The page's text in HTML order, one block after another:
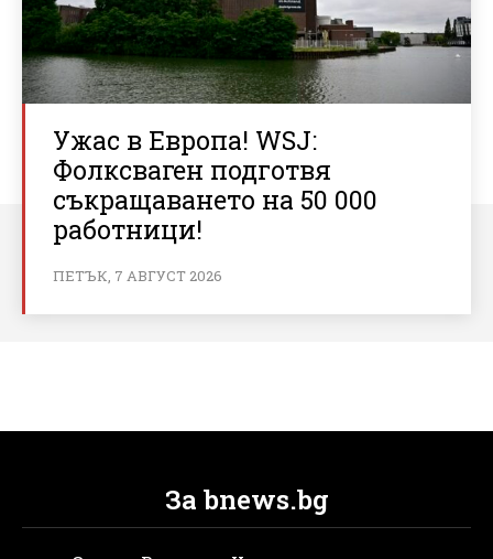
Ужас в Европа! WSJ:
Фолксваген подготвя
съкращаването на 50 000
работници!
ПЕТЪК, 7 АВГУСТ 2026
За bnews.bg